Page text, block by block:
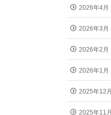
2026年4月
2026年3月
2026年2月
2026年1月
2025年12月
2025年11月